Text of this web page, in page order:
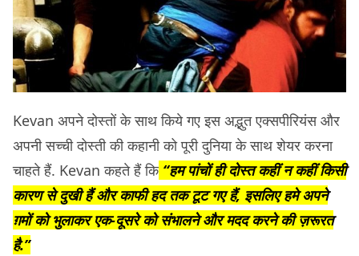
Kevan अपने दोस्तों के साथ किये गए इस अद्भुत एक्सपीरियंस और
अपनी सच्ची दोस्ती की कहानी को पूरी दुनिया के साथ शेयर करना
चाहते हैं. Kevan कहते हैं कि “हमपांचोंही दोस्त कहीं न कहीं किसी
कारण से दुखी हैं और काफी हद तक टूट गए हैं, इसलिए हमे अपने
ग़मों को भुलाकर एक-दूसरे को संभालने और मदद करने की ज़रूरत
है.”